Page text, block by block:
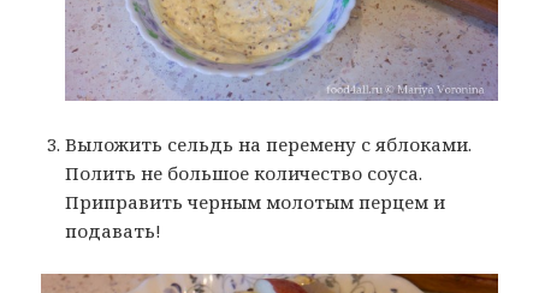
Выложить сельдь на перемену с яблоками.
Полить не большое количество соуса.
Приправить черным молотым перцем и
подавать!